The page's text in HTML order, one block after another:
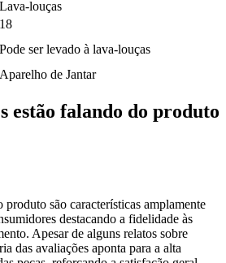
Lava-louças
18
Pode ser levado à lava-louças
Aparelho de Jantar
estão falando do produto
produto são características amplamente
destacando a fidelidade às
Apesar de alguns relatos sobre
das avaliações aponta para a alta